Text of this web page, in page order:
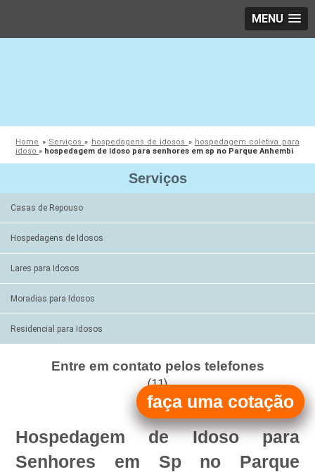
MENU
Home » Serviços» hospedagens de idosos » hospedagem coletiva para
idoso» hospedagem de idoso para senhores em sp no Parque Anhembi
Serviços
Casas de Repouso
Hospedagens de Idosos
Lares para Idosos
Moradias para Idosos
Residencial para Idosos
Entre em contato pelos telefones
(11)
(11)
Hospedagem de Idoso para
Senhores em Sp no Parque
faça uma cotação